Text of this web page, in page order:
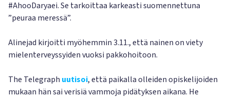
#AhooDaryaei. Se tarkoittaa karkeasti suomennettuna
”peuraa meressä”.
Alinejad kirjoitti myöhemmin 3.11., että nainen on viety
mielenterveyssyiden vuoksi pakkohoitoon.
The Telegraph uutisoi, että paikalla olleiden opiskelijoiden
mukaan hän sai verisiä vammoja pidätyksen aikana. He